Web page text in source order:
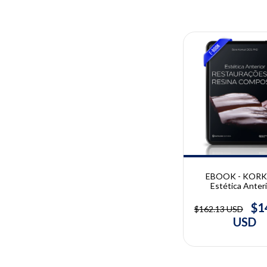
EBOOK -
Estética
Composta | Bora
$162.13 USD
USD